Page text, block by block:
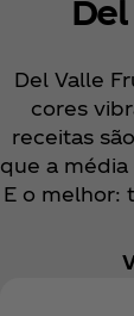
Del Valle
cores
receitas
que a
E o melhor: